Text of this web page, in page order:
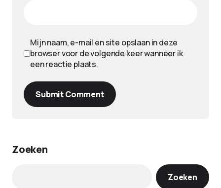
Mijn naam, e-mail en site opslaan in deze
browser voor de volgende keer wanneer ik
een reactie plaats.
Submit Comment
Zoeken
Zoeken